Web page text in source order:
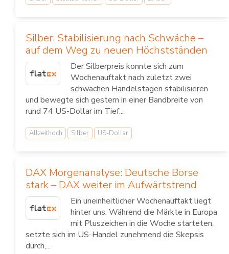
Silber: Stabilisierung nach Schwäche –
auf dem Weg zu neuen Höchstständen
Der Silberpreis konnte sich zum
Wochenauftakt nach zuletzt zwei
schwachen Handelstagen stabilisieren
und bewegte sich gestern in einer Bandbreite von
rund 74 US-Dollar im Tief...
Allzeithoch Silber US-Dollar
DAX Morgenanalyse: Deutsche Börse
stark – DAX weiter im Aufwärtstrend
Ein uneinheitlicher Wochenauftakt liegt
hinter uns. Während die Märkte in Europa
mit Pluszeichen in die Woche starteten,
setzte sich im US-Handel zunehmend die Skepsis
durch,...